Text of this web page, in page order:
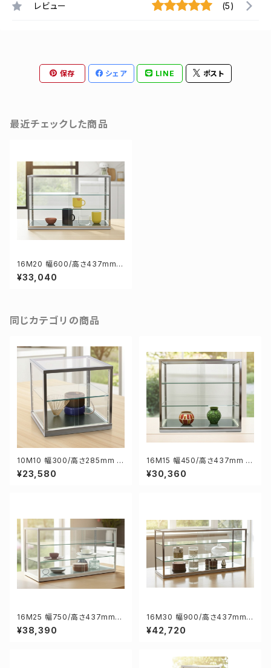
レビュー (5)
保存 シェア LINE ポスト
最近チェックした商品
16M20 幅600/高さ437mm
業務用 ガラスケース ショーケー
ス コレクションケース ディスプ
¥33,040
同じカテゴリの商品
10M10 幅300/高さ285mm 業
務用 ガラスケース ショーケース
コレクションケース ディスプレイ
¥23,580
16M15 幅450/高さ437mm 業
務用 ガラスケース ショーケース
コレクションケース ディスプレイ
¥30,360
16M25 幅750/高さ437mm
業務用 ガラスケース ショーケー
ス コレクションケース ディスプ
¥38,390
16M30 幅900/高さ437mm
業務用 ガラスケース ショーケー
ス コレクションケース ディスプ
¥42,720